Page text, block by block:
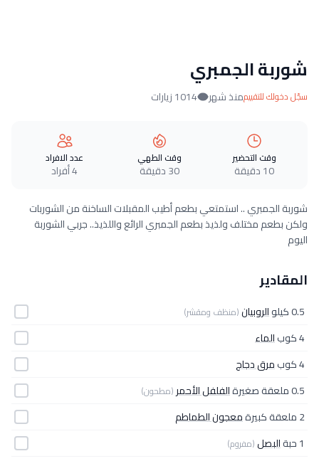
شوربة الجمبري
سجّل دخولك للتقييممنذ شهر 1014 زيارات
وقت التحضير
10 دقيقة
وقت الطهي
30 دقيقة
عدد الافراد
4 أفراد
شوربة الجمبري .. استمتعي بطعم أطيب المقبلات الساخنة من الشوربات
ولكن بطعم مختلف ولذيذ بطعم الجمبري الرائع واللذيذ.. جربي الشوربة
اليوم
المقادير
0.5 كيلو الروبيان(منظف ومقشر)
4 كوب
الماء
4 كوب
مرق دجاج
0.5 ملعقة صغيرة
الفلفل الأحمر (مطحون)
2 ملعقة كبيرة
معجون الطماطم
1 حبة
البصل(مفروم)